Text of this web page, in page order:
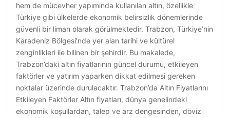
hem de mücevher yapımında kullanılan altın, özellikle
Türkiye gibi ülkelerde ekonomik belirsizlik dönemlerinde
güvenli bir liman olarak görülmektedir. Trabzon, Türkiye’nin
Karadeniz Bölgesi’nde yer alan tarihi ve kültürel
zenginlikleri ile bilinen bir şehirdir. Bu makalede,
Trabzon’daki altın fiyatlarının güncel durumu, etkileyen
faktörler ve yatırım yaparken dikkat edilmesi gereken
noktalar üzerinde durulacaktır. Trabzon’da Altın Fiyatlarını
Etkileyen Faktörler Altın fiyatları, dünya genelindeki
ekonomik koşullardan, talep ve arz dengesinden, döviz